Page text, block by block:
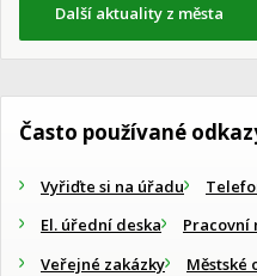
Další aktuality z města
Často používané
Vyřiďte si na úřadu
El. úřední deska
Pracovní
Veřejné zakázky
Městské